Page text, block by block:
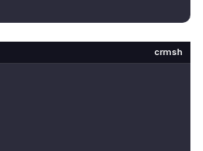
crmsh